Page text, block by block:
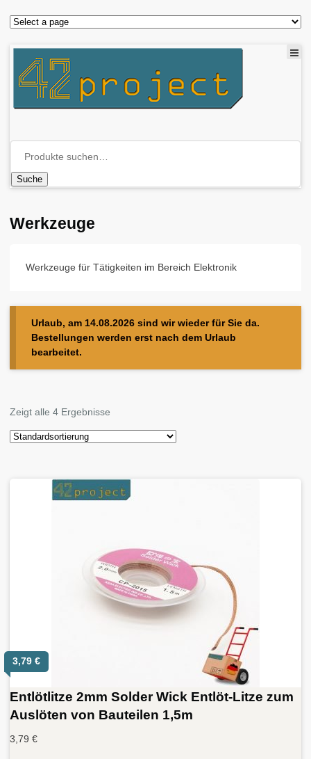
Suche
Werkzeuge
Werkzeuge für Tätigkeiten im Bereich Elektronik
Urlaub, am 14.08.2026 sind wir wieder für Sie da.
Bestellungen werden erst nach dem Urlaub
bearbeitet.
Zeigt alle 4 Ergebnisse
3,79 €
Entlötlitze 2mm Solder Wick Entlöt-Litze zum
Auslöten von Bauteilen 1,5m
3,79 €